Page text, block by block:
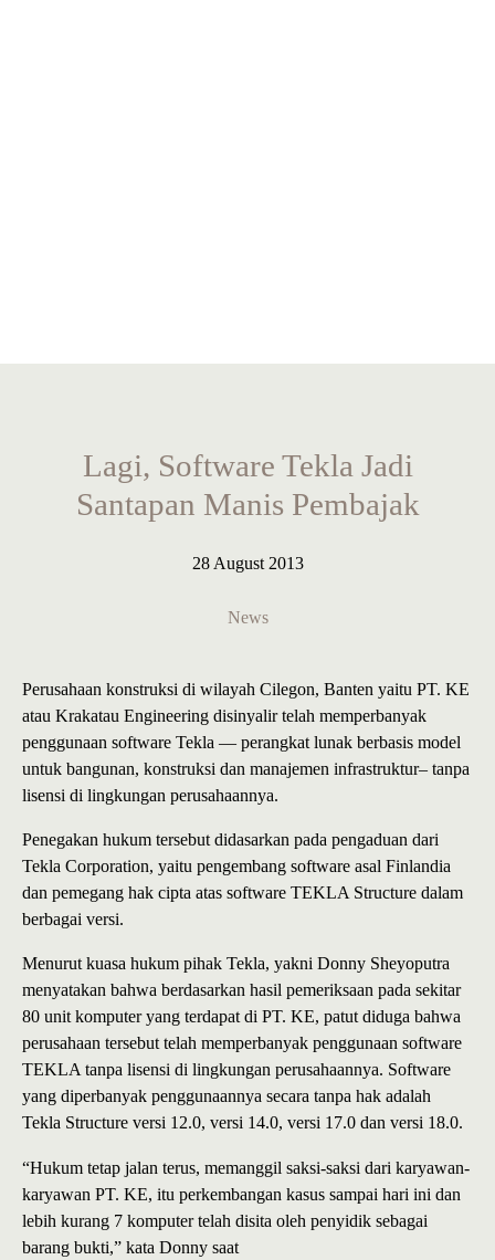
Lagi, Software Tekla Jadi
Santapan Manis Pembajak
28 August 2013
News
Perusahaan konstruksi di wilayah Cilegon, Banten yaitu PT. KE
atau Krakatau Engineering disinyalir telah memperbanyak
penggunaan software Tekla — perangkat lunak berbasis model
untuk bangunan, konstruksi dan manajemen infrastruktur– tanpa
lisensi di lingkungan perusahaannya.
Penegakan hukum tersebut didasarkan pada pengaduan dari
Tekla Corporation, yaitu pengembang software asal Finlandia
dan pemegang hak cipta atas software TEKLA Structure dalam
berbagai versi.
Menurut kuasa hukum pihak Tekla, yakni Donny Sheyoputra
menyatakan bahwa berdasarkan hasil pemeriksaan pada sekitar
80 unit komputer yang terdapat di PT. KE, patut diduga bahwa
perusahaan tersebut telah memperbanyak penggunaan software
TEKLA tanpa lisensi di lingkungan perusahaannya. Software
yang diperbanyak penggunaannya secara tanpa hak adalah
Tekla Structure versi 12.0, versi 14.0, versi 17.0 dan versi 18.0.
“Hukum tetap jalan terus, memanggil saksi-saksi dari karyawan-
karyawan PT. KE, itu perkembangan kasus sampai hari ini dan
lebih kurang 7 komputer telah disita oleh penyidik sebagai
barang bukti,” kata Donny saat